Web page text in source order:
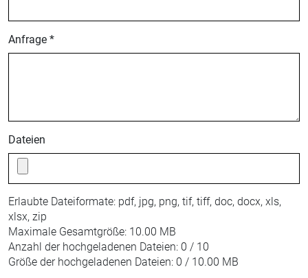
Anfrage *
Dateien
Erlaubte Dateiformate: pdf, jpg, png, tif, tiff, doc, docx, xls,
xlsx, zip
Maximale Gesamtgröße: 10.00 MB
Anzahl der hochgeladenen Dateien: 0 / 10
Größe der hochgeladenen Dateien: 0 / 10.00 MB